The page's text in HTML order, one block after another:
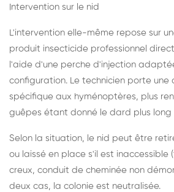
Intervention sur le nid
L'intervention elle-même repose sur
produit insecticide professionnel
l'aide d'une perche d'injection
configuration. Le technicien porte une
spécifique aux hyménoptères, plus
guêpes étant donné le dard plus long
Selon la situation, le nid peut être
ou laissé en place s'il est inaccessible
creux, conduit de cheminée non
deux cas, la colonie est neutralisée.